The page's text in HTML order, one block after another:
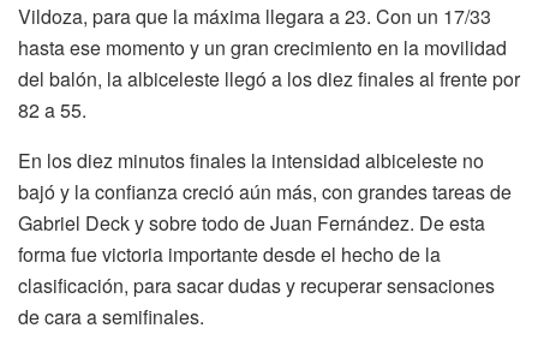
Vildoza, para que la máxima llegara a 23. Con un 17/33
hasta ese momento y un gran crecimiento en la movilidad
del balón, la albiceleste llegó a los diez finales al frente por
82 a 55.
En los diez minutos finales la intensidad albiceleste no
bajó y la confianza creció aún más, con grandes tareas de
Gabriel Deck y sobre todo de Juan Fernández. De esta
forma fue victoria importante desde el hecho de la
clasificación, para sacar dudas y recuperar sensaciones
de cara a semifinales.